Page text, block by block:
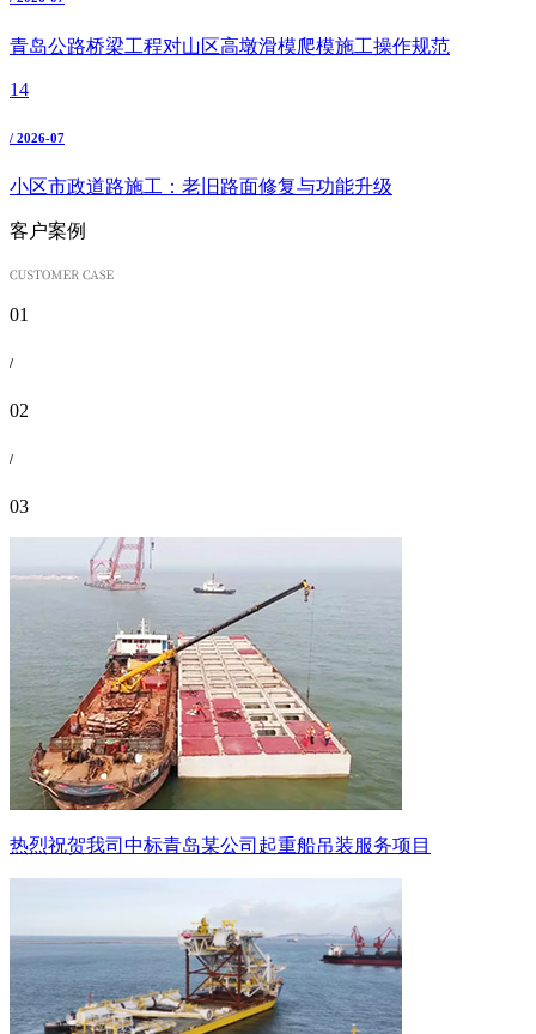
青岛公路桥梁工程对山区高墩滑模爬模施工操作规范
14
/ 2026-07
小区市政道路施工：老旧路面修复与功能升级
客户案例
01
/
02
/
03
热烈祝贺我司中标青岛某公司起重船吊装服务项目